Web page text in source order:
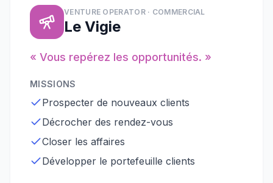
VENTURE OPERATOR · COMMERCIAL
Le Vigie
« Vous repérez les opportunités. »
MISSIONS
Prospecter de nouveaux clients
Décrocher des rendez-vous
Closer les affaires
Développer le portefeuille clients